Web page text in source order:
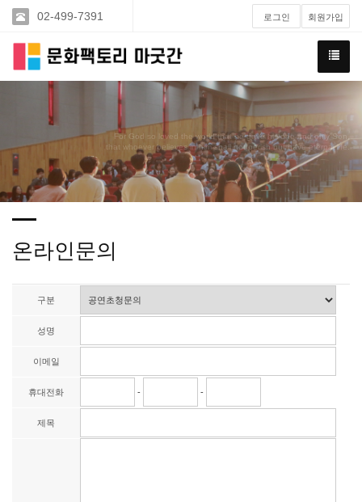
02-499-7391 로그인 회원가입
For God so loved the world that he gave his one and only Son,
that whoever believes in him shall not perish but have eternal life.
온라인문의
구분
성명
이메일
휴대전화 - -
제목